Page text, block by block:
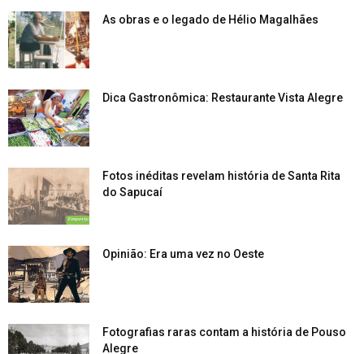
As obras e o legado de Hélio Magalhães
Dica Gastronômica: Restaurante Vista Alegre
Fotos inéditas revelam história de Santa Rita
do Sapucaí
Opinião: Era uma vez no Oeste
Fotografias raras contam a história de Pouso
Alegre